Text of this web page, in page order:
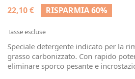
22,10 €
RISPARMIA 60%
Tasse escluse
Speciale detergente indicato per la
grasso carbonizzato. Con rapido
eliminare sporco pesante e